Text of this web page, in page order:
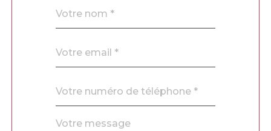
par
*
*
*
Fieldset
Message